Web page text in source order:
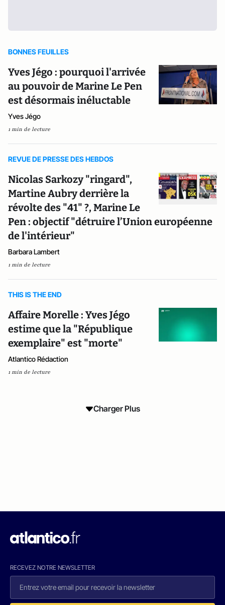
BONNES FEUILLES
Yves Jégo : pourquoi l'arrivée
au pouvoir de Marine Le Pen
est désormais inéluctable
Yves Jégo
1 min de lecture
REVUE DE PRESSE DES HEBDOS
Nicolas Sarkozy "ringard",
Martine Aubry derrière la
révolte des "41" ?, Marine Le
Pen : objectif "détruire l’Union européenne
de l'intérieur"
Barbara Lambert
1 min de lecture
THIS IS THE END
Affaire Morelle : Yves Jégo
estime que la "République
exemplaire" est "morte"
Atlantico Rédaction
1 min de lecture
Charger Plus
RECEVEZ NOTRE NEWSLETTER